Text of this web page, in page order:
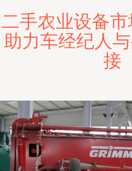
二手农业设备
助力车经纪人
接